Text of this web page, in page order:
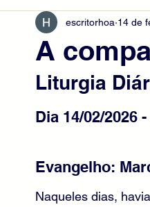
A
escritorhoa 14 de
Liturgia
Dia 14/02/2026
Evangelho:
Naqueles dias,